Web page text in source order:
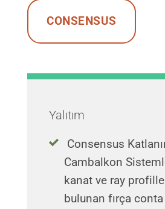
CONSENSUS
Yalıtım
Consensus
Cambalkon
kanat ve ray
bulunan fırça conta